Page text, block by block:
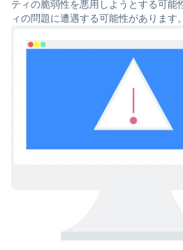
ティの脆弱性を悪用しようとする可能
ィの問題に遭遇する可能性があります。